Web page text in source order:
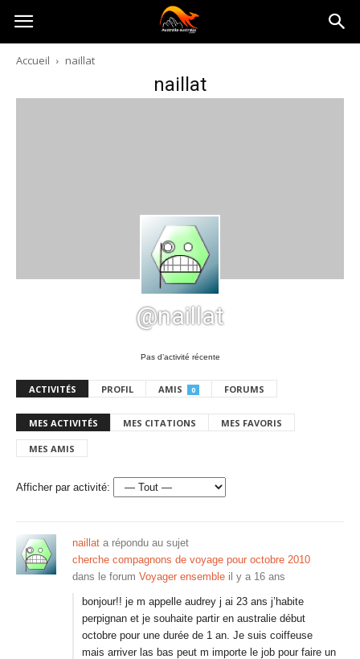
Australia-
australie.com
Accueil naillat
naillat
@naillat
Pas d’activité récente
ACTIVITÉS PROFIL AMIS 0 FORUMS
MES ACTIVITÉS MES CITATIONS MES FAVORIS
MES AMIS
Afficher par activité:
naillat a répondu au sujet
cherche compagnons de voyage pour octobre 2010
dans le forum Voyager ensemble il y a 16 ans
bonjour!! je m appelle audrey j ai 23 ans j’habite
perpignan et je souhaite partir en australie début
octobre pour une durée de 1 an. Je suis coiffeuse
mais arriver las bas peut m importe le job pour faire un